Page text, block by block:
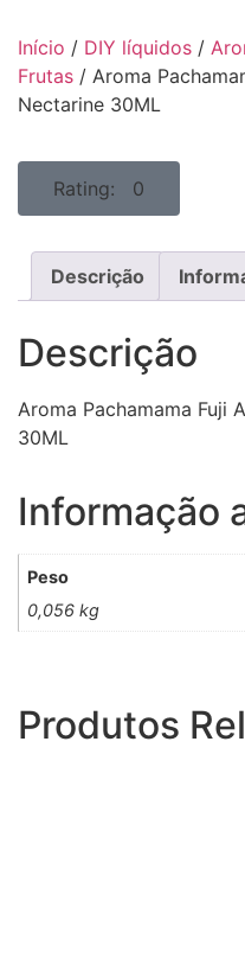
Início / DIY líquidos /
Frutas / Aroma
Nectarine 30ML
Rating: 0
Descrição
Descrição
Aroma Pachamama Fuji
30ML
Informação
Peso
0,056 kg
Produtos